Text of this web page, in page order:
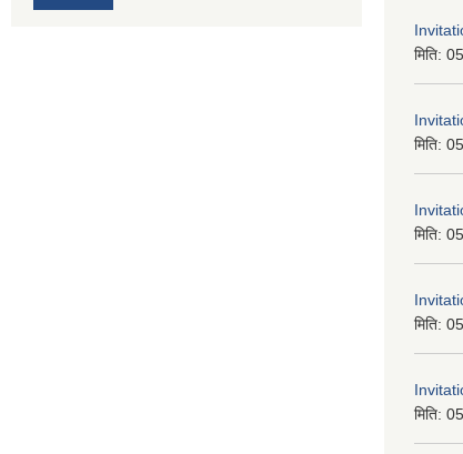
मिति:
मिति:
मिति:
मिति:
मिति: